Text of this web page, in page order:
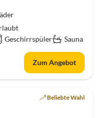
Geschirrspüler Sauna
Zum Angebot
Beliebte Wahl